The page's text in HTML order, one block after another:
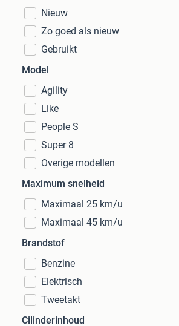
Nieuw
Zo goed als nieuw
Gebruikt
Model
Agility
Like
People S
Super 8
Overige modellen
Maximum snelheid
Maximaal 25 km/u
Maximaal 45 km/u
Brandstof
Benzine
Elektrisch
Tweetakt
Cilinderinhoud